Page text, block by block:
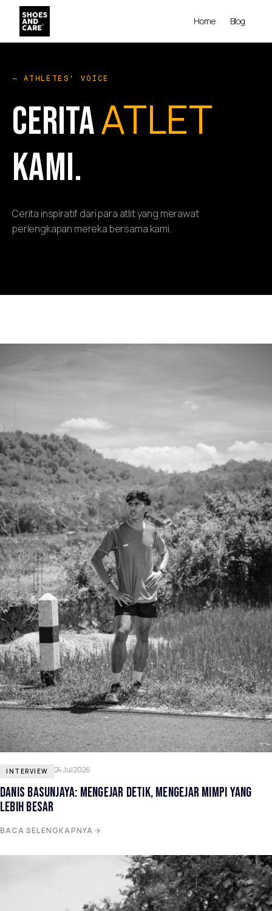
Home Blog
— ATHLETES' VOICE
CERITAATLET
KAMI.
Cerita inspiratif dari para atlit yang merawat
perlengkapan mereka bersama kami.
INTERVIEW 24 Jul 2026
DANIS BASUNJAYA: MENGEJAR DETIK, MENGEJAR MIMPI YANG
LEBIH BESAR
BACA SELENGKAPNYA